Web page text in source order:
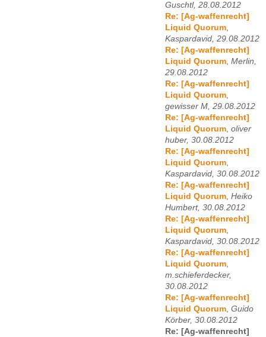
Guschtl, 28.08.2012
Re: [Ag-waffenrecht]
Liquid Quorum,
Kaspardavid, 29.08.2012
Re: [Ag-waffenrecht]
Liquid Quorum, Merlin,
29.08.2012
Re: [Ag-waffenrecht]
Liquid Quorum,
gewisser M, 29.08.2012
Re: [Ag-waffenrecht]
Liquid Quorum, oliver
huber, 30.08.2012
Re: [Ag-waffenrecht]
Liquid Quorum,
Kaspardavid, 30.08.2012
Re: [Ag-waffenrecht]
Liquid Quorum, Heiko
Humbert, 30.08.2012
Re: [Ag-waffenrecht]
Liquid Quorum,
Kaspardavid, 30.08.2012
Re: [Ag-waffenrecht]
Liquid Quorum,
m.schieferdecker,
30.08.2012
Re: [Ag-waffenrecht]
Liquid Quorum, Guido
Körber, 30.08.2012
Re: [Ag-waffenrecht]